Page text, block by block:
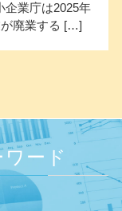
企業庁は2025年
が廃業する […]
ード